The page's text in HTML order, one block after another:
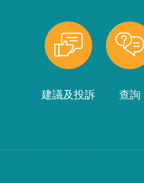
建議及投訴 查詢